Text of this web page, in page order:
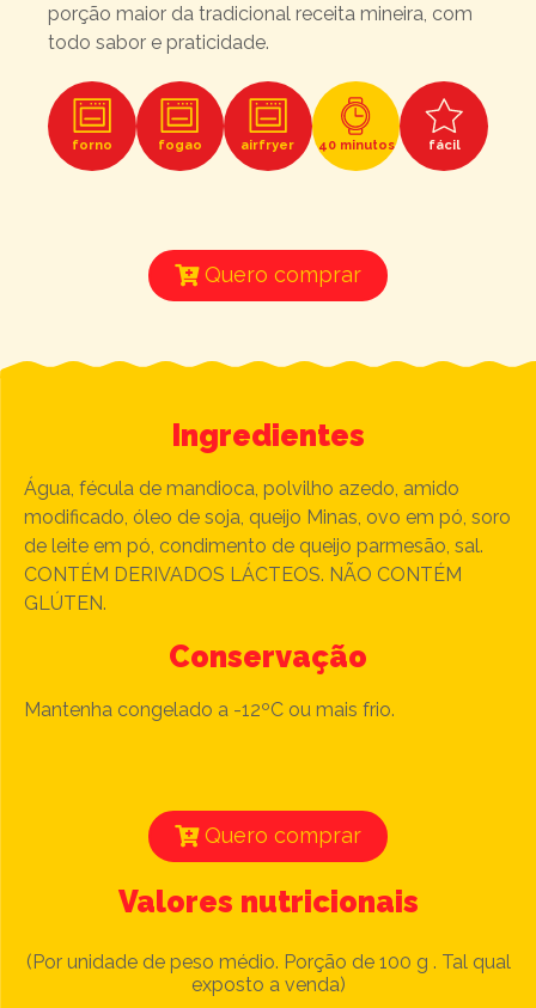
porção maior da tradicional receita mineira, com
todo sabor e praticidade.
forno fogao airfryer 40 minutos fácil
Quero comprar
Ingredientes
Água, fécula de mandioca, polvilho azedo, amido
modificado, óleo de soja, queijo Minas, ovo em pó, soro
de leite em pó, condimento de queijo parmesão, sal.
CONTÉM DERIVADOS LÁCTEOS. NÃO CONTÉM
GLÚTEN.
Conservação
Mantenha congelado a -12ºC ou mais frio.
Quero comprar
Valores nutricionais
(Por unidade de peso médio. Porção de 100 g . Tal qual
exposto a venda)